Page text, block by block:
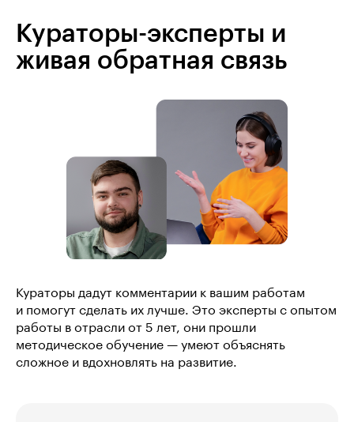
Кураторы-эксперты и
живая обратная связь
Кураторы дадут комментарии к вашим работам
и помогут сделать их лучше. Это эксперты с опытом
работы в отрасли от 5 лет, они прошли
методическое обучение — умеют объяснять
сложное и вдохновлять на развитие.